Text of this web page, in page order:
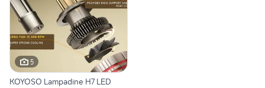
5
KOYOSO Lampadine H7 LED